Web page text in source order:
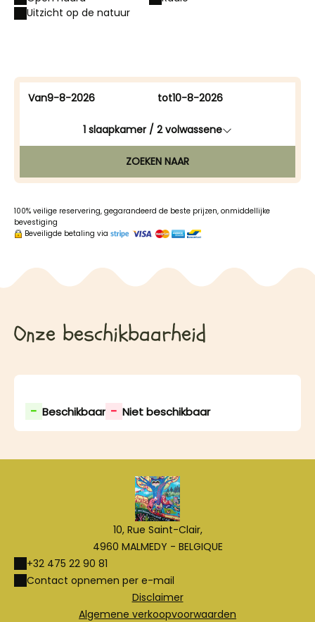
Uitzicht op de natuur
Van tot
1 slaapkamer / 2volwassene
ZOEKEN NAAR
100% veilige reservering, gegarandeerd de beste prijzen, onmiddellijke
bevestiging
Beveiligde betaling via
Onze beschikbaarheid
- Beschikbaar - Niet beschikbaar
10, Rue Saint-Clair,
4960 MALMEDY - BELGIQUE
+32 475 22 90 81
Contact opnemen per e-mail
Disclaimer
Algemene verkoopvoorwaarden